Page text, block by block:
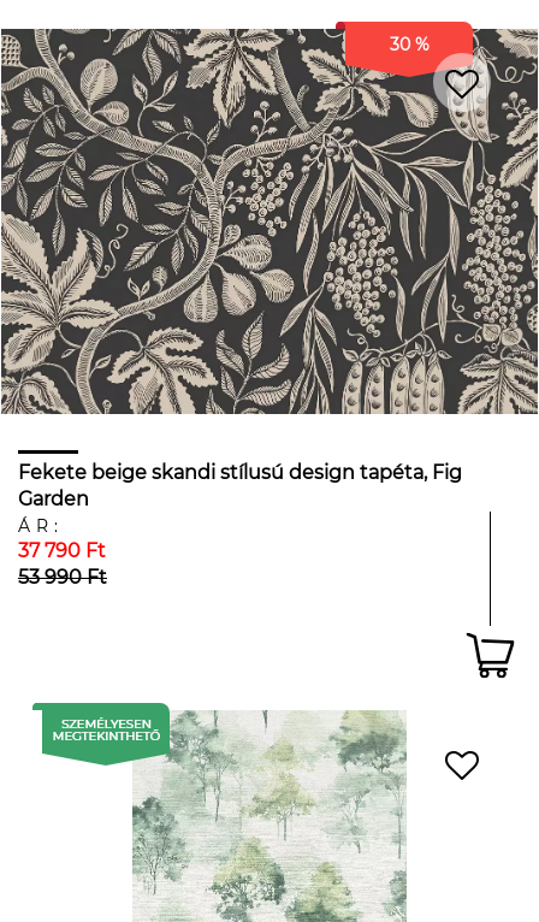
30 %
Fekete beige skandi stílusú design tapéta, Fig
Garden
ÁR:
37 790 Ft
53 990 Ft